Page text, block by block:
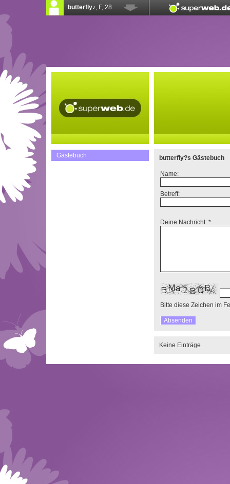
Gästebuch butterfly?s Gästebuch
Name:
Betreff:
Deine Nachricht: *
Bitte diese Zeichen im
Keine Einträge